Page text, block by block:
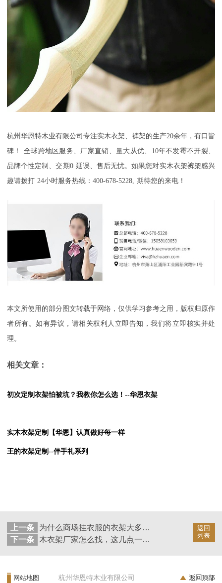
杭州华恩特木业有限公司 专注实木衣架、裤架的生产20余年，有口皆
碑！
全球跨地区服务、厂家直销、量大从优、 10年不发霉不开裂、
品牌个性定制、交期0 延误、售后无忧。如果您对实木衣架裤架感兴
趣请拨打 24小时服务热线： 400-678-5228, 期待您的来电！
本文所使用的部分图文转载于网络，仅供学习参考之用，版权归原作
者所有。如有异议，请相关权利人立即告知，我们将立即核实并处
理。
相关文章：
初次定制衣架怕被坑？我教你怎么选！--华恩衣架
实木衣架定制【华恩】认真做好每一样
王的衣架定制--伴手礼系列
返回
列表
上一条
为什么商场挂衣服的衣架大多都是实木衣架呢？--华恩衣架
下一条
木衣架厂家怎么找，这几点一定要注意!——华恩衣架
网站地图 杭州华恩特木业有限公司